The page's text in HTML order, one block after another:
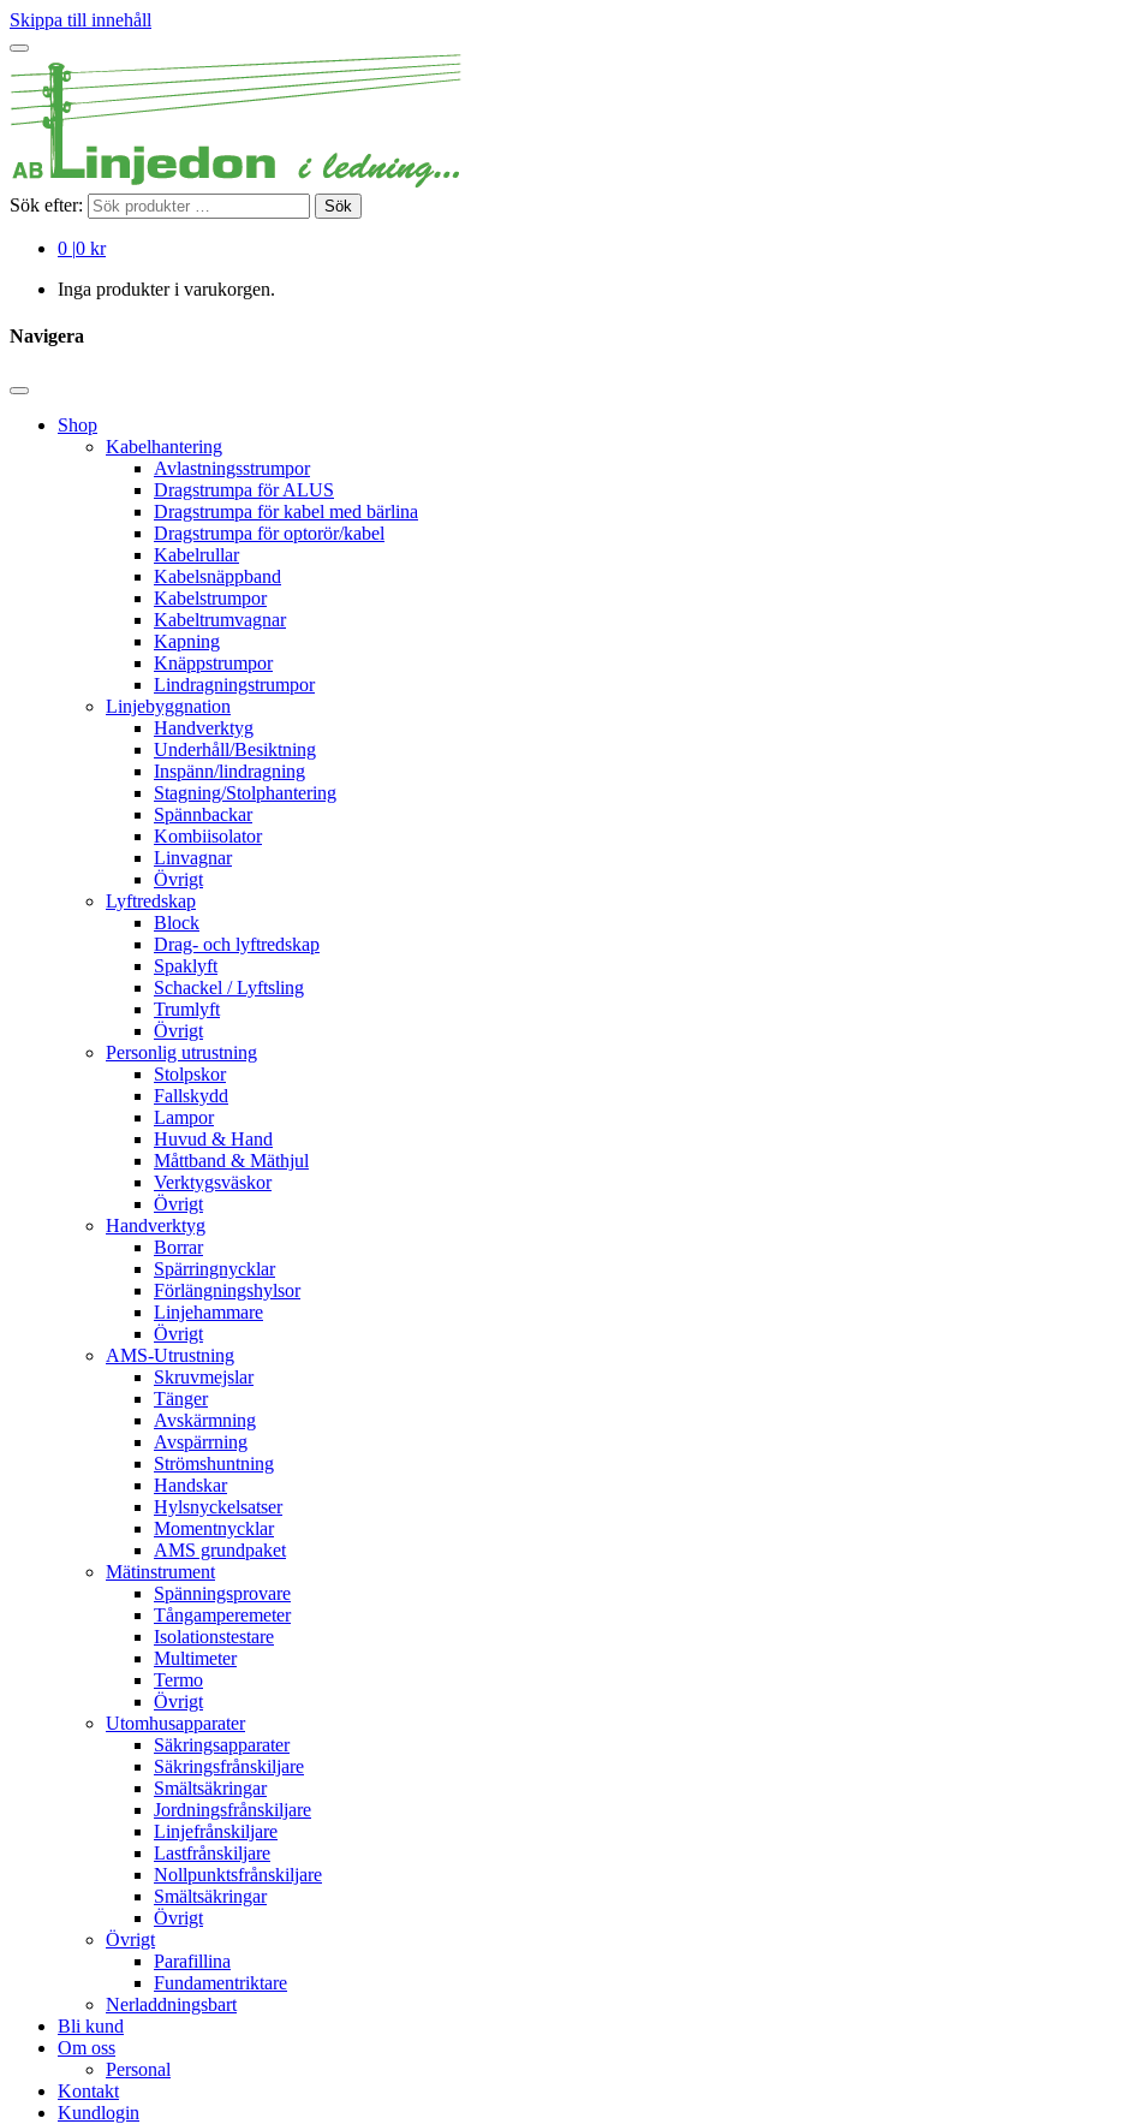
Skippa till innehåll
Sök efter: Sök
0 |0 kr
Inga produkter i varukorgen.
Navigera
Shop
Kabelhantering
Avlastningsstrumpor
Dragstrumpa för ALUS
Dragstrumpa för kabel med bärlina
Dragstrumpa för optorör/kabel
Kabelrullar
Kabelsnäppband
Kabelstrumpor
Kabeltrumvagnar
Kapning
Knäppstrumpor
Lindragningstrumpor
Linjebyggnation
Handverktyg
Underhåll/Besiktning
Inspänn/lindragning
Stagning/Stolphantering
Spännbackar
Kombiisolator
Linvagnar
Övrigt
Lyftredskap
Block
Drag- och lyftredskap
Spaklyft
Schackel / Lyftsling
Trumlyft
Övrigt
Personlig utrustning
Stolpskor
Fallskydd
Lampor
Huvud & Hand
Måttband & Mäthjul
Verktygsväskor
Övrigt
Handverktyg
Borrar
Spärringnycklar
Förlängningshylsor
Linjehammare
Övrigt
AMS-Utrustning
Skruvmejslar
Tänger
Avskärmning
Avspärrning
Strömshuntning
Handskar
Hylsnyckelsatser
Momentnycklar
AMS grundpaket
Mätinstrument
Spänningsprovare
Tångamperemeter
Isolationstestare
Multimeter
Termo
Övrigt
Utomhusapparater
Säkringsapparater
Säkringsfrånskiljare
Smältsäkringar
Jordningsfrånskiljare
Linjefrånskiljare
Lastfrånskiljare
Nollpunktsfrånskiljare
Smältsäkringar
Övrigt
Övrigt
Parafillina
Fundamentriktare
Nerladdningsbart
Bli kund
Om oss
Personal
Kontakt
Kundlogin